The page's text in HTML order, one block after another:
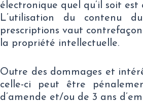
électronique quel qu’il soit
L’utilisation du contenu
prescriptions vaut
la propriété intellectuelle.
Outre des dommages et
celle-ci peut être
d’amende et/ou de 3 ans